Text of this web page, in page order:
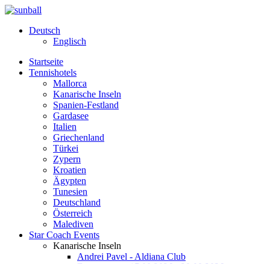
Deutsch
Englisch
Startseite
Tennishotels
Mallorca
Kanarische Inseln
Spanien-Festland
Gardasee
Italien
Griechenland
Türkei
Zypern
Kroatien
Ägypten
Tunesien
Deutschland
Österreich
Malediven
Star Coach Events
Kanarische Inseln
Andrei Pavel - Aldiana Club